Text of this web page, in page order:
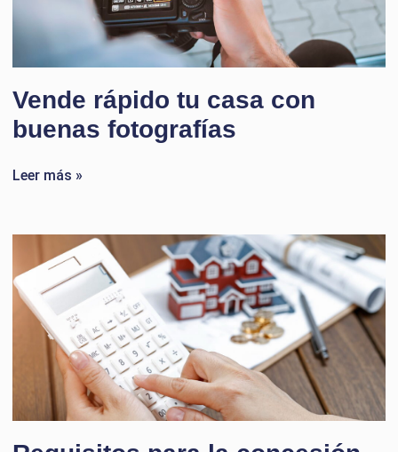
Vende rápido tu casa con
buenas fotografías
Leer más »